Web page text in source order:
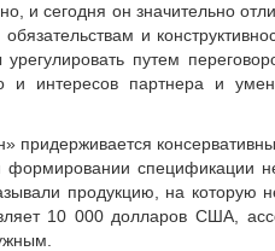
и сегодня он значительно
и
путем
и интересов партнера и
придерживается
спецификации
продукцию, на которую
10 000 долларов США,